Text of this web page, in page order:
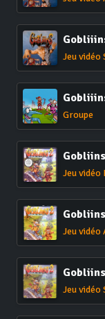
Jeu vidéo
Groupe
Jeu vidéo
Jeu vidéo
Jeu vidéo